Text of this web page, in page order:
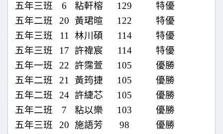
五年三班
6 粘軒榕 129
特優
五年二班
20 黃珺暄 122
特優
五年三班
11 林川碩 114
特優
五年三班
17 許禕宸 114
特優
五年一班
22 許霈萱 105
優勝
五年二班
21 黃筠捷 105
優勝
五年二班
24 許緁芯 105
優勝
五年二班
7 粘以樂 103
優勝
五年三班
20 施語芳 98
優勝